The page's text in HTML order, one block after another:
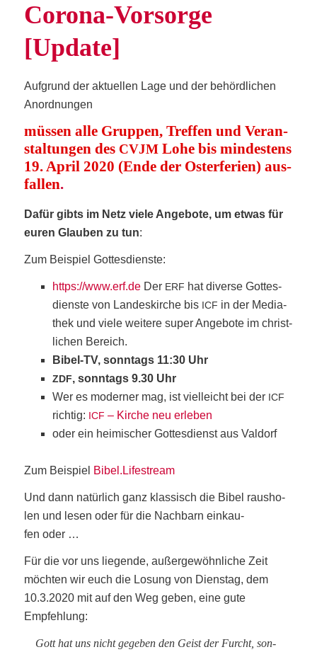
Coro­na-Vor­sor­ge
[Update]
Auf­grund der aktu­el­len Lage und der behörd­li­chen
Anordnungen
müs­sen alle Grup­pen, Tref­fen und Ver­an­
stal­tun­gen des CVJM Lohe bis min­des­tens
19. April 2020 (Ende der Oster­fe­ri­en) aus­
fal­len.
Dafür gibts im Netz vie­le Ange­bo­te, um etwas für
euren Glau­ben zu tun:
Zum Bei­spiel Gottesdienste:
https://www.erf.de Der ERF hat diver­se Got­tes­
diens­te von Lan­des­kir­che bis ICF in der Media­
thek und vie­le wei­te­re super Ange­bo­te im christ­
li­chen Bereich.
Bibel-TV, sonn­tags 11:30 Uhr
ZDF, sonn­tags 9.30 Uhr
Wer es moder­ner mag, ist viel­leicht bei der ICF
rich­tig: ICF – Kir­che neu erleben
oder ein hei­mi­scher Got­tes­dienst aus Valdorf
Zum Bei­spiel Bibel.Lifestream
Und dann natür­lich ganz klas­sisch die Bibel raus­ho­
len und lesen oder für die Nach­barn ein­kau­
fen oder …
Für die vor uns lie­gen­de, außer­ge­wöhn­li­che Zeit
möch­ten wir euch die Losung von Diens­tag, dem
10.3.2020 mit auf den Weg geben, eine gute
Empfehlung:
Gott hat uns nicht gege­ben den Geist der Furcht, son­